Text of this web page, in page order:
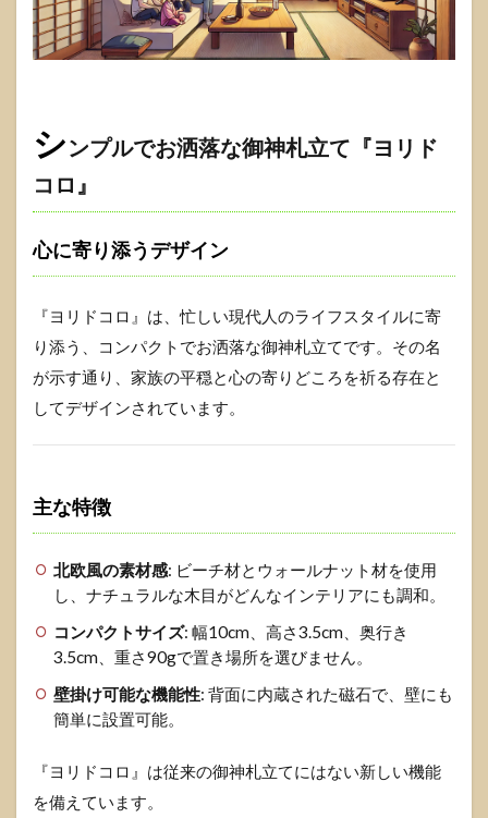
シンプルでお洒落な御神札立て『ヨリド
コロ』
心に寄り添うデザイン
『ヨリドコロ』は、忙しい現代人のライフスタイルに寄
り添う、コンパクトでお洒落な御神札立てです。その名
が示す通り、家族の平穏と心の寄りどころを祈る存在と
してデザインされています。
主な特徴
北欧風の素材感: ビーチ材とウォールナット材を使用
し、ナチュラルな木目がどんなインテリアにも調和。
コンパクトサイズ: 幅10cm、高さ3.5cm、奥行き
3.5cm、重さ90gで置き場所を選びません。
壁掛け可能な機能性: 背面に内蔵された磁石で、壁にも
簡単に設置可能。
『ヨリドコロ』は従来の御神札立てにはない新しい機能
を備えています。